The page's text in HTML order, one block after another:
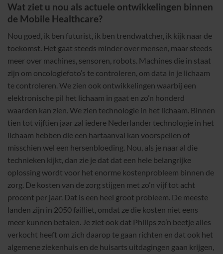
Wat ziet u nou als actuele ontwikkelingen binnen
de Mobile Healthcare?
Nou goed, ik ben futurist, ik ben trendwatcher, ik kijk naar de
toekomst. Het gaat steeds minder over mensen, maar steeds
meer over machines, sensoren, robots. Machines die in staat
zijn om oncologiefoto’s te controleren, om data in je lichaam
te controleren. We zien ook ontwikkelingen waarbij een
elektronische pil het lichaam in gaat en zo’n honderd
waarden kan zien. We zien technologie in het lichaam. Binnen
tien tot vijftien jaar zal iedere Nederlander technologie in het
lichaam hebben die een hartaanval kan voorspellen of
misschien wel een hersenbloeding. Nou, als je naar al die
technieken kijkt, dan zie je dat dat een hele belangrijke
oplossing wordt voor het enorme kostenprobleem binnen de
zorg. De kosten van de zorg stijgen met zo’n vijf tot acht
procent per jaar. Dat is een heel groot probleem. De meeste
landen zijn in 2050 failliet, omdat ze die kosten niet eens
meer kunnen betalen. Je ziet ook dat Philips zo’n beetje alles
verkocht heeft om zich daarop te gaan richten en dat ook het
algemene ziekenhuis en de huisarts uitdagingen gaan krijgen,